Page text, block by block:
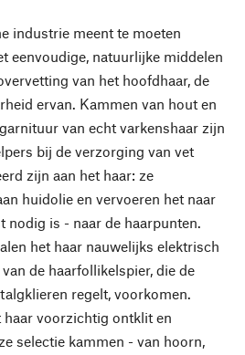
industrie meent te moeten
eenvoudige, natuurlijke middelen
van het hoofdhaar, de
ervan. Kammen van hout en
van echt varkenshaar zijn
bij de verzorging van vet
zijn aan het haar: ze
huidolie en vervoeren het naar
nodig is - naar de haarpunten.
het haar nauwelijks elektrisch
de haarfollikelspier, die de
regelt, voorkomen.
voorzichtig ontklit en
selectie kammen - van hoorn,